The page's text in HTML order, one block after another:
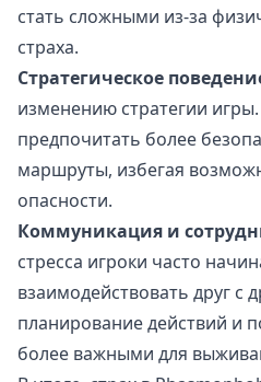
стать сложными из-за
страха.
Стратегическое
изменению стратегии
предпочитать более
маршруты, избегая
опасности.
Коммуникация и
стресса игроки часто
взаимодействовать друг с
планирование действий и
более важными для